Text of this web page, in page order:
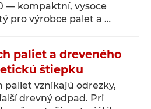
— kompaktní, vysoce
pro výrobce palet a …
paliet a dreveného
štiepku
paliet vznikajú odrezky,
drevný odpad. Pri